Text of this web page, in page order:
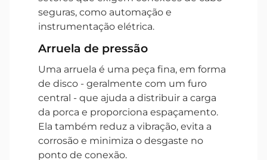
seguras, como automação e
instrumentação elétrica.
Arruela de pressão
Uma arruela é uma peça fina, em forma
de disco - geralmente com um furo
central - que ajuda a distribuir a carga
da porca e proporciona espaçamento.
Ela também reduz a vibração, evita a
corrosão e minimiza o desgaste no
ponto de conexão.